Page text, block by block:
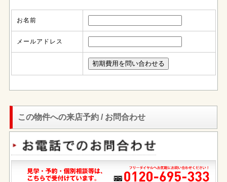
お名前
メールアドレス
この物件への来店予約 / お問合わせ